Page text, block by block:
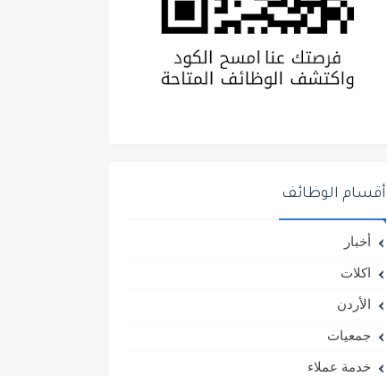
أقسام الوظائف
أخبار
اكلات
الأردن
جمعيات
خدمة عملاء